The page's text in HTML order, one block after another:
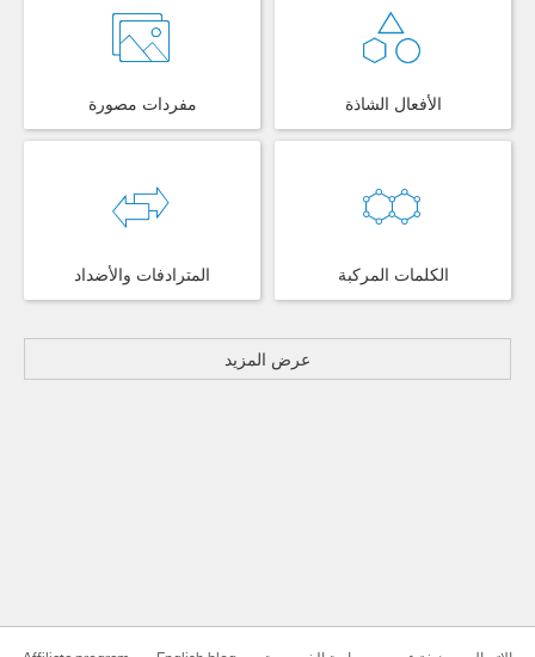
مفردات مصورة الأفعال الشاذة
المترادفات والأضداد الكلمات المركبة
عرض المزيد